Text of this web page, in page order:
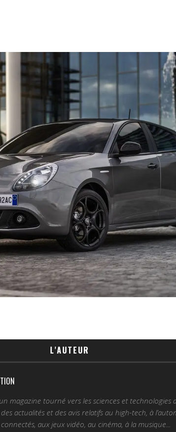
L'AUTEUR
magazine tourné vers les sciences et technologies
actualités et des avis relatifs au high-tech, à
aux jeux vidéo, au cinéma, à la musique...